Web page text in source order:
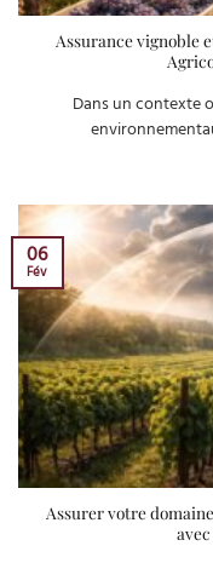
Assurance vignoble
Dans un contexte
Assurer votre
06
Fév